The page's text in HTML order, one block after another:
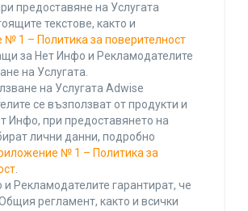
предоставяне на Услугата
текстове, както и
1 – Политика за поверителност
за Нет Инфо и Рекламодателите
на Услугата.
на Услугата Adwise
се възползват от продукти и
Инфо, при предоставянето на
лични данни, подробно
№ 1 – Политика за
.
и Рекламодателите гарантират, че
регламент, както и всички